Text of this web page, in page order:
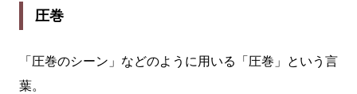
圧巻
「圧巻のシーン」などのように用いる「圧巻」という言
葉。